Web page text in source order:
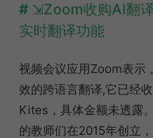
Zoom收购AI翻
实时翻译功能
视频会议应用Zoom表示
效的跨语言翻译,它已经
Kites，具体金额未透露
的教师们在2015年创立